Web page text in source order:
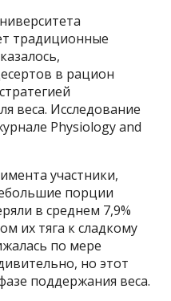
традиционные
в рацион
веса. Исследование
Physiology and
участники,
порции
в среднем 7,9%
их тяга к сладкому
по мере
но этот
поддержания веса.